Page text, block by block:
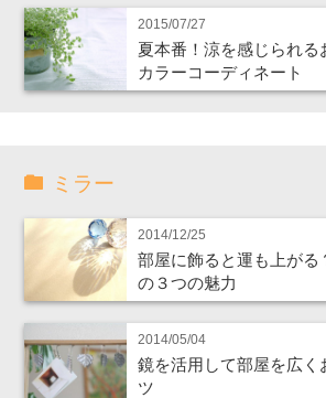
2015/07/27
夏本番！涼を感じられる
カラーコーディネート
ミラー
2014/12/25
部屋に飾ると運も上がる
の３つの魅力
2014/05/04
鏡を活用して部屋を広く
ツ